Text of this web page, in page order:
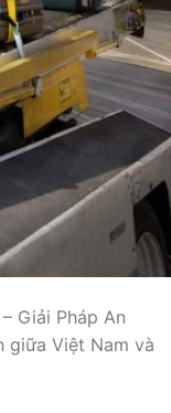
Giải Pháp An
giữa Việt Nam và